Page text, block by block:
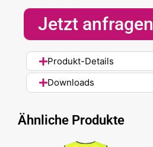
Jetzt anfragen
Produkt-Details
Downloads
Ähnliche Produkte